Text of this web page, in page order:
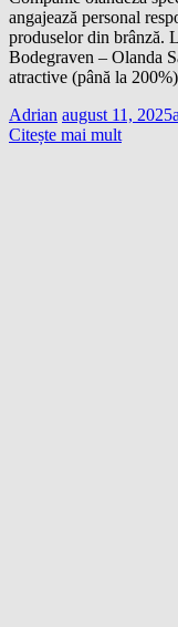
angajează personal
produselor din brânză.
Bodegraven – Olanda
atractive (până la
Adrian august 11, 2025
Citește mai mult